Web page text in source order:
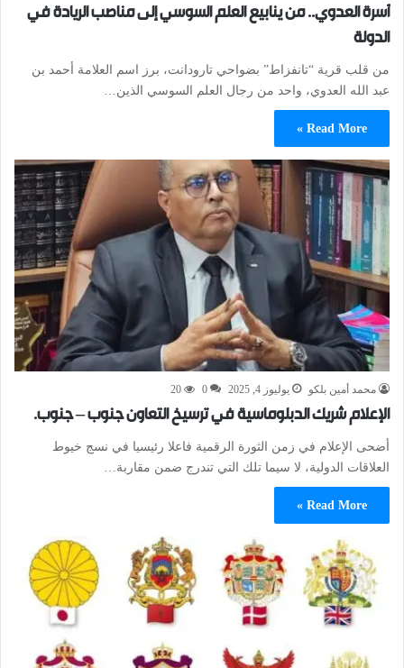
أسرة العدوي.. من ينابيع العلم السوسي إلى مناصب الريادة في
الدولة
من قلب قرية “تانفزاط” بضواحي تارودانت، برز اسم العلامة أحمد بن
عبد الله العدوي، واحد من رجال العلم السوسي الذين…
Read More »
محمد أمين بلكو يوليوز 4, 2025 0
20
الإعلام شريك الدبلوماسية في ترسيخ التعاون جنوب – جنوب.
أضحى الإعلام في زمن الثورة الرقمية فاعلا رئيسيا في نسج خيوط
العلاقات الدولية، لا سيما تلك التي تندرج ضمن مقاربة…
Read More »